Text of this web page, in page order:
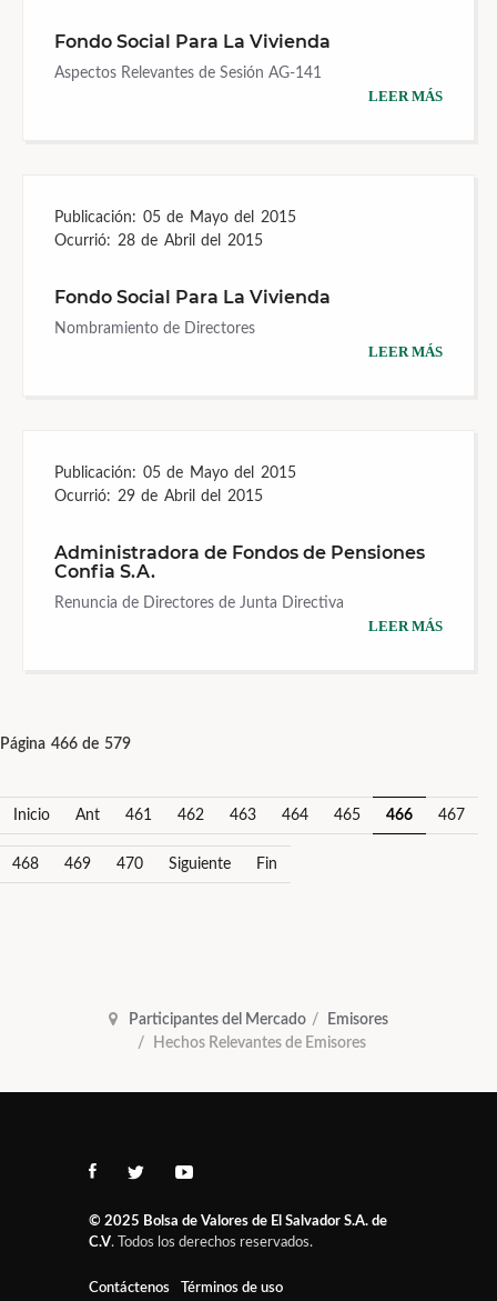
Fondo Social Para La Vivienda
Aspectos Relevantes de Sesión AG-141
LEER MÁS
Publicación: 05 de Mayo del 2015
Ocurrió: 28 de Abril del 2015
Fondo Social Para La Vivienda
Nombramiento de Directores
LEER MÁS
Publicación: 05 de Mayo del 2015
Ocurrió: 29 de Abril del 2015
Administradora de Fondos de Pensiones
Confia S.A.
Renuncia de Directores de Junta Directiva
LEER MÁS
Página 466 de 579
Inicio Ant 461 462 463 464 465 466 467
468 469 470 Siguiente Fin
Participantes del Mercado
Emisores
Hechos Relevantes de Emisores
© 2025 Bolsa de Valores de El Salvador S.A. de
C.V. Todos los derechos reservados.
Contáctenos Términos de uso